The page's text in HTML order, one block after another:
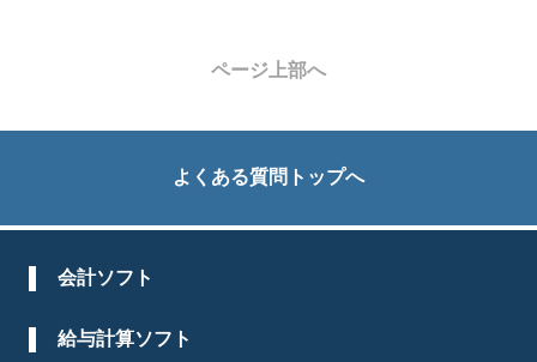
ページ上部へ
よくある質問トップへ
会計ソフト
給与計算ソフト